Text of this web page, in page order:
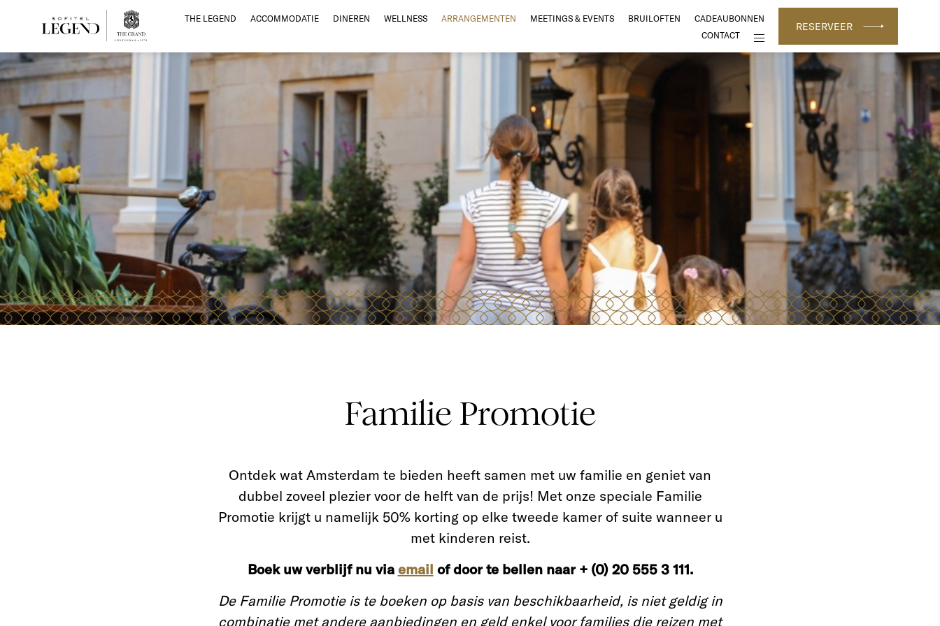
THE LEGEND ACCOMMODATIE DINEREN WELLNESS ARRANGEMENTEN MEETINGS & EVENTS BRUILOFTEN
CADEAUBONNEN
CONTACT
RESERVEER
Familie Promotie
Ontdek wat Amsterdam te bieden heeft samen met uw familie en geniet van
dubbel zoveel plezier voor de helft van de prijs! Met onze speciale Familie
Promotie krijgt u namelijk 50% korting op elke tweede kamer of suite wanneer u
met kinderen reist.
Boek uw verblijf nu via email of door te bellen naar + (0) 20 555 3 111.
De Familie Promotie is te boeken op basis van beschikbaarheid, is niet geldig in
combinatie met andere aanbiedingen en geld enkel voor families die reizen met